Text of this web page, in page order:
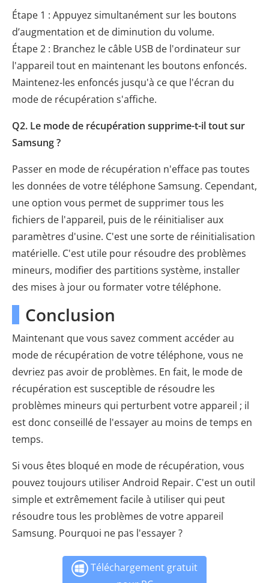
Étape 1 : Appuyez simultanément sur les boutons
d’augmentation et de diminution du volume.
Étape 2 : Branchez le câble USB de l'ordinateur sur
l'appareil tout en maintenant les boutons enfoncés.
Maintenez-les enfoncés jusqu'à ce que l'écran du
mode de récupération s'affiche.
Q2. Le mode de récupération supprime-t-il tout sur
Samsung ?
Passer en mode de récupération n'efface pas toutes
les données de votre téléphone Samsung. Cependant,
une option vous permet de supprimer tous les
fichiers de l'appareil, puis de le réinitialiser aux
paramètres d'usine. C'est une sorte de réinitialisation
matérielle. C'est utile pour résoudre des problèmes
mineurs, modifier des partitions système, installer
des mises à jour ou formater votre téléphone.
Conclusion
Maintenant que vous savez comment accéder au
mode de récupération de votre téléphone, vous ne
devriez pas avoir de problèmes. En fait, le mode de
récupération est susceptible de résoudre les
problèmes mineurs qui perturbent votre appareil ; il
est donc conseillé de l'essayer au moins de temps en
temps.
Si vous êtes bloqué en mode de récupération, vous
pouvez toujours utiliser Android Repair. C'est un outil
simple et extrêmement facile à utiliser qui peut
résoudre tous les problèmes de votre appareil
Samsung. Pourquoi ne pas l'essayer ?
Téléchargement gratuit